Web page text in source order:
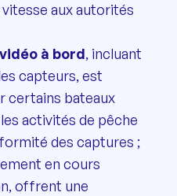
aux autorités
à bord, incluant
capteurs, est
certains bateaux
activités de pêche
des captures ;
en cours
offrent une